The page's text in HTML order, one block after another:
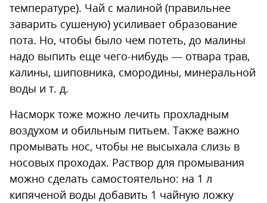
температуре). Чай с малиной (правильнее
заварить сушеную) усиливает образование
пота. Но, чтобы было чем потеть, до малины
надо выпить еще чего-нибудь — отвара трав,
калины, шиповника, смородины, минеральной
воды и т. д.
Насморк тоже можно лечить прохладным
воздухом и обильным питьем. Также важно
промывать нос, чтобы не высыхала слизь в
носовых проходах. Раствор для промывания
можно сделать самостоятельно: на 1 л
кипяченой воды добавить 1 чайную ложку